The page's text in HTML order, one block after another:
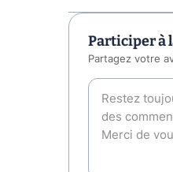
Participer à
Partagez votre